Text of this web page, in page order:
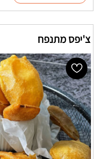
צ'יפס מתנפח